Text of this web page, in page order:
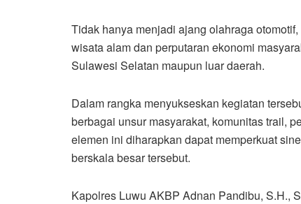
Tidak hanya menjadi ajang olahraga
wisata alam dan perputaran ekonomi
Sulawesi Selatan maupun luar daerah.
Dalam rangka menyukseskan kegiatan
berbagai unsur masyarakat, komunitas trail,
elemen ini diharapkan dapat memperkuat
berskala besar tersebut.
Kapolres Luwu AKBP Adnan Pandibu, S.H.,